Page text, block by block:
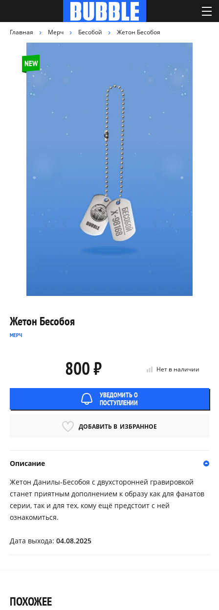
Главная Мерч Бесобой Жетон Бесобоя
NEW
Жетон Бесобоя
МЕРЧ
Нет в наличии
800 ₽
УВЕДОМИТЬ О
ПОСТУПЛЕНИИ
ДОБАВИТЬ В ИЗБРАННОЕ
Описание
Жетон Данилы-Бесобоя с двухсторонней гравировкой
станет приятным дополнением к образу как для фанатов
серии, так и для тех, кому ещё предстоит с ней
ознакомиться.
Дата выхода: 04.08.2025
ПОХОЖЕЕ